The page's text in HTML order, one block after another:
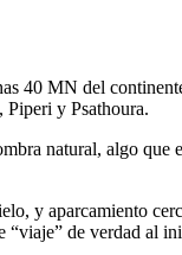
40 MN del
Piperi y Psathoura.
natural, algo que
y aparcamiento
de verdad al